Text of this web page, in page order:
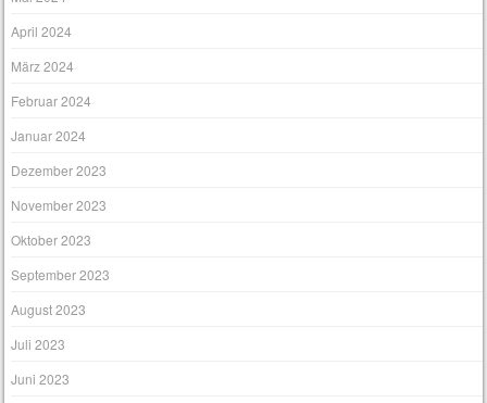
April 2024
März 2024
Februar 2024
Januar 2024
Dezember 2023
November 2023
Oktober 2023
September 2023
August 2023
Juli 2023
Juni 2023